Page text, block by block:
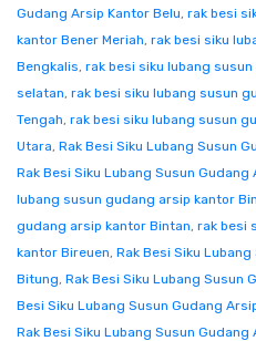
Gudang Arsip Kantor Belu, rak besi
kantor Bener Meriah, rak besi siku
Bengkalis, rak besi siku lubang
selatan, rak besi siku lubang susun
Tengah, rak besi siku lubang susun
Utara, Rak Besi Siku Lubang Susun
Rak Besi Siku Lubang Susun Gudang
lubang susun gudang arsip kantor
gudang arsip kantor Bintan, rak besi
kantor Bireuen, Rak Besi Siku
Bitung, Rak Besi Siku Lubang Susun
Besi Siku Lubang Susun Gudang
Rak Besi Siku Lubang Susun